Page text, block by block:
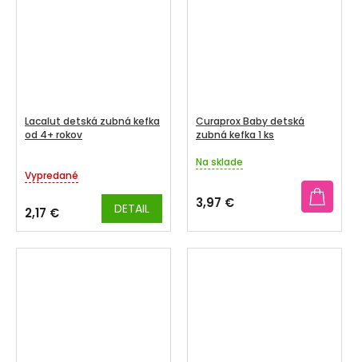
Lacalut detská zubná kefka
od 4+ rokov
Vypredané
2,17 € DETAIL
Curaprox Baby detská
zubná kefka 1 ks
Priemerné
produktu
je
Na sklade
3,97 €